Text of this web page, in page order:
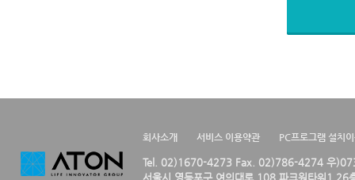
회사소개 서비스 이용약관 PC프로그램 설치
Tel. 02)1670-4273 Fax. 02)786-4274 우
서울시 영등포구 여의대로 108 파크원타워1 26